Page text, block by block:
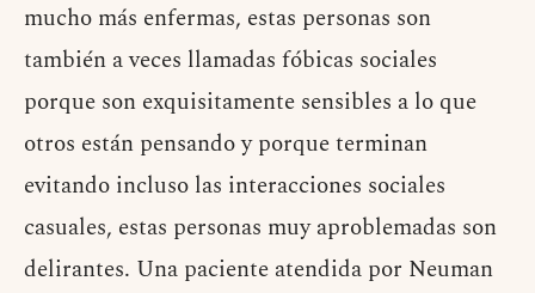
mucho más enfermas, estas personas son
también a veces llamadas fóbicas sociales
porque son exquisitamente sensibles a lo que
otros están pensando y porque terminan
evitando incluso las interacciones sociales
casuales, estas personas muy aproblemadas son
delirantes. Una paciente atendida por Neuman